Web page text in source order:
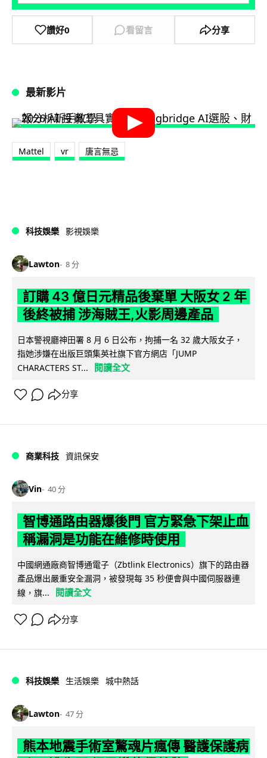
讚好0 看留言 分享
最新影片
Mattel vr 唐言無忌
科技娛樂 影視娛樂
Lawton 8 分
訂購 43 億日元精品後棄單 大阪女 2 年
後終被捕 涉海賊王,火影周邊產品
日本警視廳神田署 8 月 6 日公布，拘捕一名 32 歲大阪女子，
指她涉嫌在出版巨頭集英社旗下官方網店「JUMP
CHARACTERS ST...
閱讀全文
分享
商業科技 資訊保安
Vin 40 分
智博通路由器爆後門 官方緊急下架止血
稱漏洞是功能在維修時使用
中國網通廠商智博通電子（Zbtlink Electronics）旗下的路由器
產品爆出嚴重安全漏洞，被發現每 35 秒便會與中國伺服器連
線，旗...
閱讀全文
分享
科技娛樂 生活娛樂 城中熱話
Lawton 47 分
熊本地震手術室驚魂片瘋傳 醫護保護病